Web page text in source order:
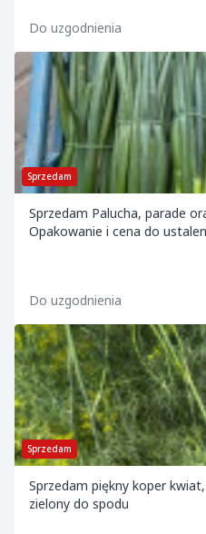
Do uzgodnienia
Sprzedam
Sprzedam Palucha, parade
Opakowanie i cena do
Do uzgodnienia
Sprzedam
Sprzedam piękny koper
zielony do spodu